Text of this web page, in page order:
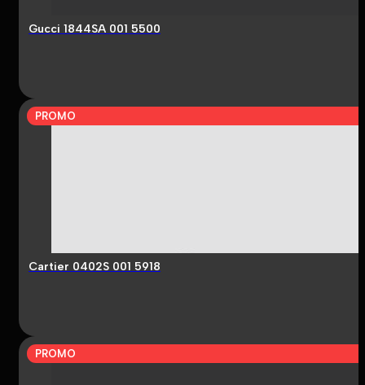
Gucci 1844SA 001 5500
PROMO
Cartier 0402S 001 5918
PROMO